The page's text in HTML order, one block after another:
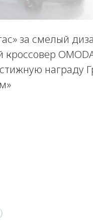
за смелый
награду